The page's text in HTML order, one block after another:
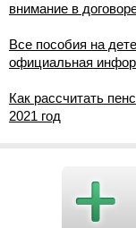
внимание в
Все пособия на
официальная
Как рассчитать
2021 год